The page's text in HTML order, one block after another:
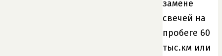
замене
свечей на
пробеге 60
тыс.км или